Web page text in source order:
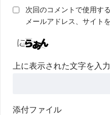
次回のコメントで使用す
メールアドレス、サイト
上に表示された文字を入
添付ファイル